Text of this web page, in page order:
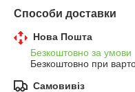
Способи доставки
Нова Пошта
Безкоштовно за умови
Безкоштовно при
Самовивіз